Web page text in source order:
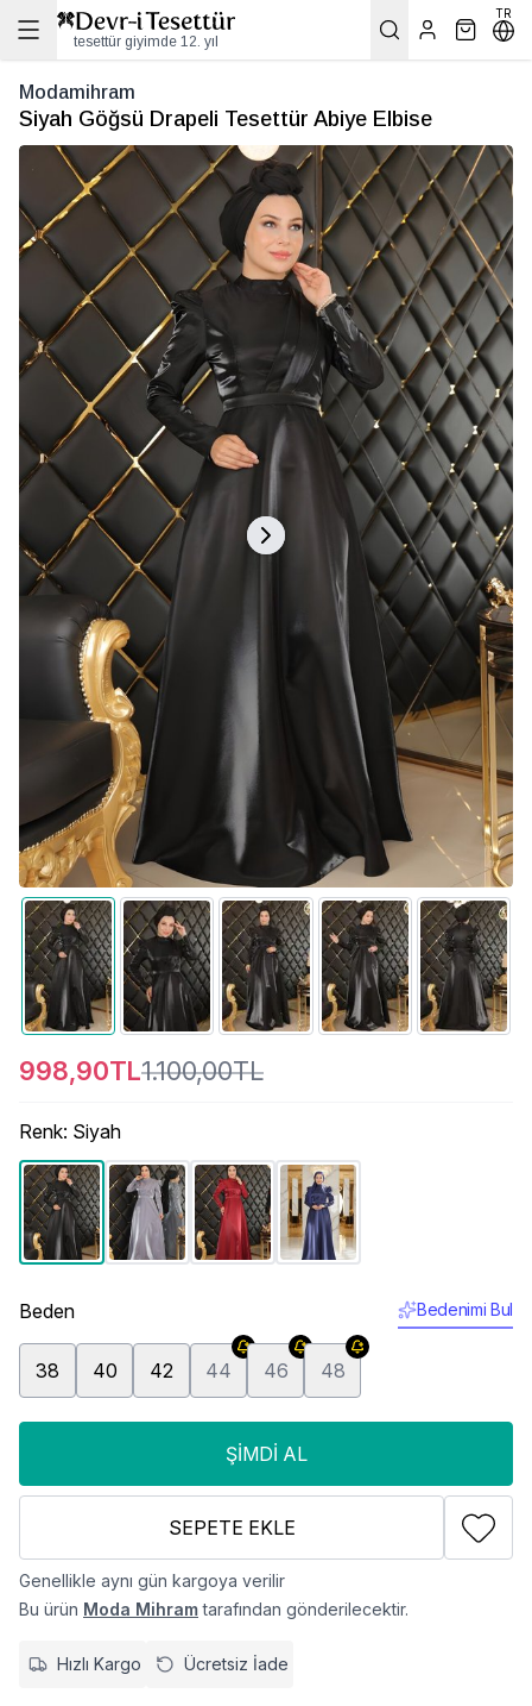
tesettür giyimde 12. yıl
TR
Modamihram
Siyah Göğsü Drapeli Tesettür Abiye Elbise
998,90TL1.100,00TL
Renk: Siyah
Beden Bedenimi Bul
38 40 42 44 46 48
ŞIMDI AL
SEPETE EKLE
Genellikle aynı gün kargoya verilir
Bu ürün Moda Mihramtarafından gönderilecektir.
Hızlı Kargo Ücretsiz İade